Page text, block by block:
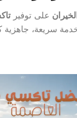
على توفير
سريعة، جاهزية